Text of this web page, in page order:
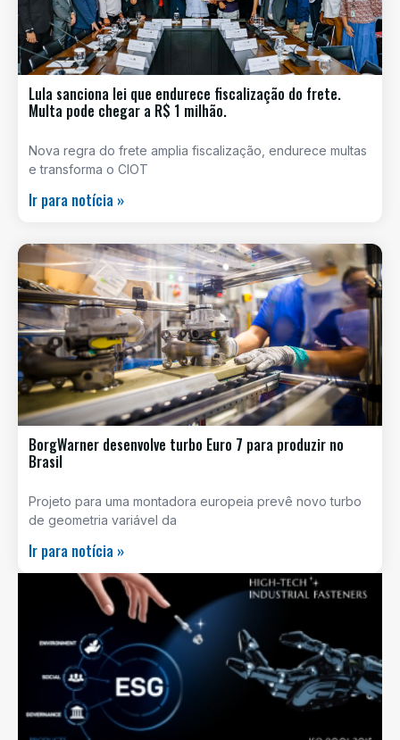
Lula sanciona lei que endurece fiscalização do frete.
Multa pode chegar a R$ 1 milhão.
Nova regra do frete amplia fiscalização, endurece multas
e transforma o CIOT
Ir para notícia »
BorgWarner desenvolve turbo Euro 7 para produzir no
Brasil
Projeto para uma montadora europeia prevê novo turbo
de geometria variável da
Ir para notícia »